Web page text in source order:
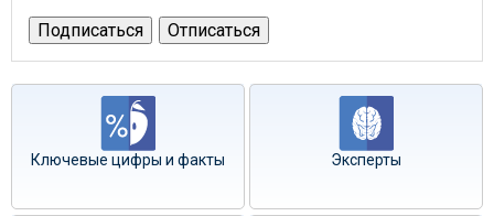
Ключевые цифры и факты Эксперты